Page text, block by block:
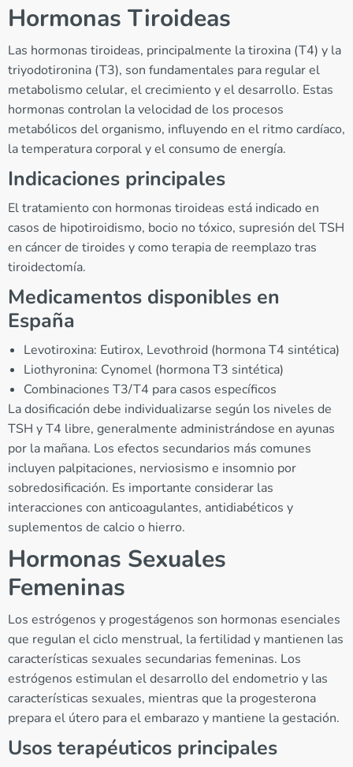
Hormonas Tiroideas
Las hormonas tiroideas, principalmente la tiroxina (T4) y la
triyodotironina (T3), son fundamentales para regular el
metabolismo celular, el crecimiento y el desarrollo. Estas
hormonas controlan la velocidad de los procesos
metabólicos del organismo, influyendo en el ritmo cardíaco,
la temperatura corporal y el consumo de energía.
Indicaciones principales
El tratamiento con hormonas tiroideas está indicado en
casos de hipotiroidismo, bocio no tóxico, supresión del TSH
en cáncer de tiroides y como terapia de reemplazo tras
tiroidectomía.
Medicamentos disponibles en
España
Levotiroxina: Eutirox, Levothroid (hormona T4 sintética)
Liothyronina: Cynomel (hormona T3 sintética)
Combinaciones T3/T4 para casos específicos
La dosificación debe individualizarse según los niveles de
TSH y T4 libre, generalmente administrándose en ayunas
por la mañana. Los efectos secundarios más comunes
incluyen palpitaciones, nerviosismo e insomnio por
sobredosificación. Es importante considerar las
interacciones con anticoagulantes, antidiabéticos y
suplementos de calcio o hierro.
Hormonas Sexuales
Femeninas
Los estrógenos y progestágenos son hormonas esenciales
que regulan el ciclo menstrual, la fertilidad y mantienen las
características sexuales secundarias femeninas. Los
estrógenos estimulan el desarrollo del endometrio y las
características sexuales, mientras que la progesterona
prepara el útero para el embarazo y mantiene la gestación.
Usos terapéuticos principales